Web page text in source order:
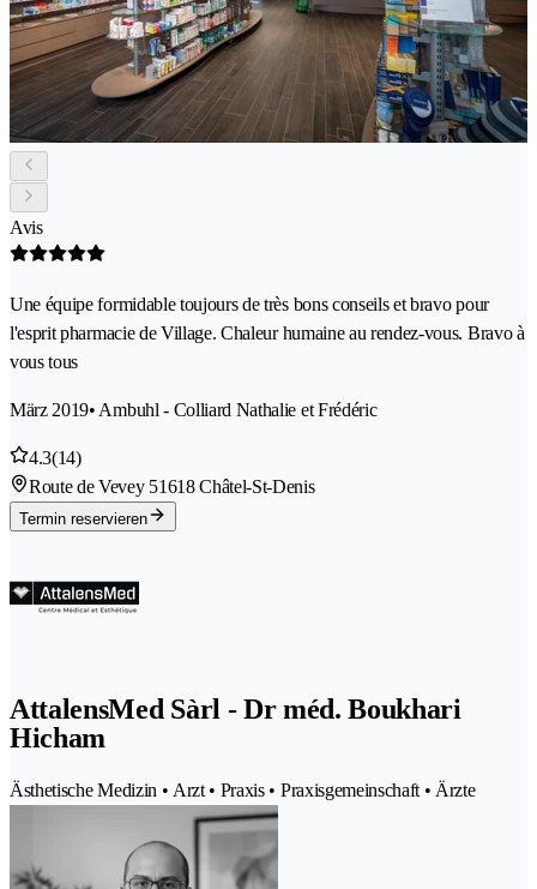
Avis
Une équipe formidable toujours de très bons conseils et bravo pour
l'esprit pharmacie de Village. Chaleur humaine au rendez-vous. Bravo à
vous tous
März 2019• Ambuhl - Colliard Nathalie et Frédéric
4.3(14)
Route de Vevey 51618 Châtel-St-Denis
Termin reservieren
AttalensMed Sàrl - Dr méd. Boukhari
Hicham
Ästhetische Medizin • Arzt • Praxis • Praxisgemeinschaft • Ärzte